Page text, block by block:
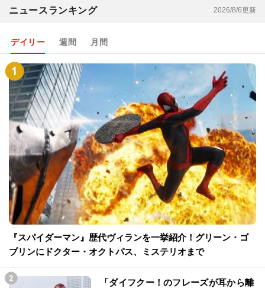
ニュースランキング 2026/8/6更新
デイリー 週間 月間
『スパイダーマン』歴代ヴィランを一挙紹介！グリーン・ゴ
ブリンにドクター・オクトパス、ミステリオまで
「ダイフクー！のフレーズが耳から離